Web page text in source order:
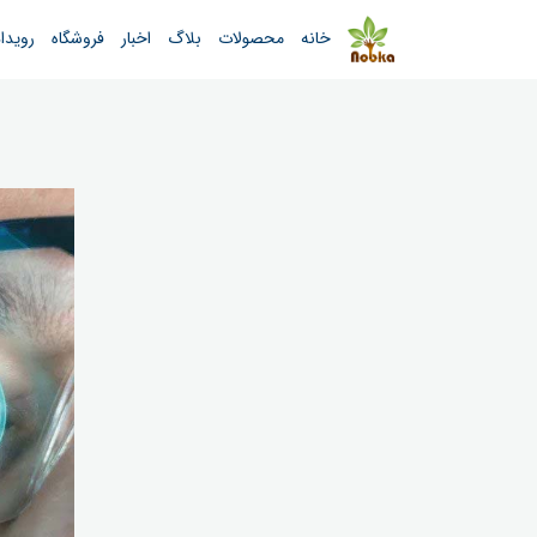
خانه محصولات بلاگ اخبار فروشگاه